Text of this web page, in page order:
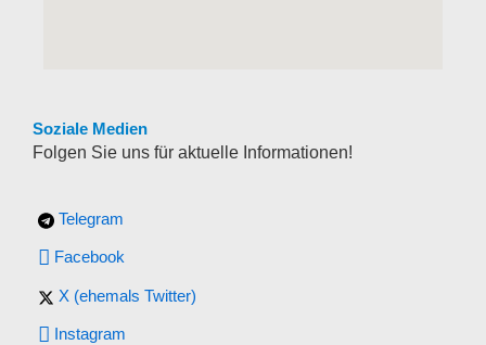
Soziale Medien
Folgen Sie uns für aktuelle Informationen!
Telegram
Facebook
X (ehemals Twitter)
Instagram